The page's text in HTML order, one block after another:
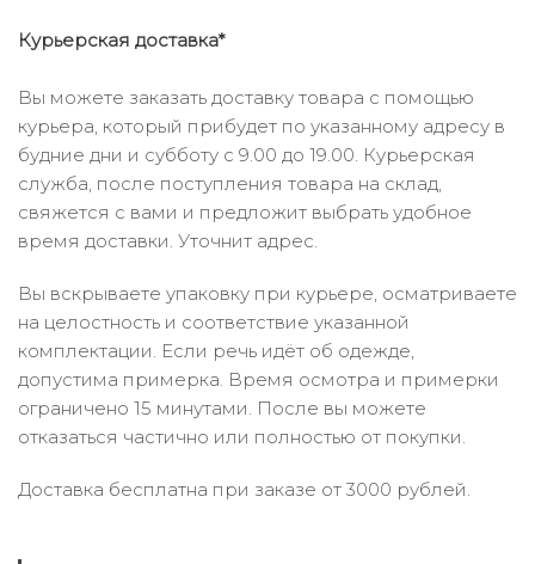
Курьерская доставка*
Вы можете заказать доставку товара с помощью
курьера, который прибудет по указанному адресу в
будние дни и субботу с 9.00 до 19.00. Курьерская
служба, после поступления товара на склад,
свяжется с вами и предложит выбрать удобное
время доставки. Уточнит адрес.
Вы вскрываете упаковку при курьере, осматриваете
на целостность и соответствие указанной
комплектации. Если речь идёт об одежде,
допустима примерка. Время осмотра и примерки
ограничено 15 минутами. После вы можете
отказаться частично или полностью от покупки.
Доставка бесплатна при заказе от 3000 рублей.